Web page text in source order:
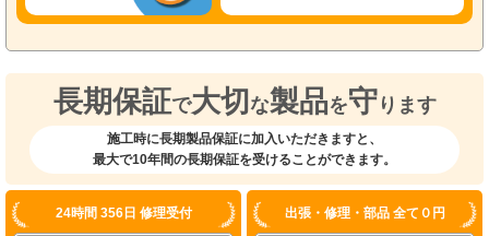
長期保証で大切 な製品を守 ります
施工時に長期製品保証に加入いただきますと、
最大で10年間の長期保証を受けることができます。
24時間 356日 修理受付 出張・修理・部品 全て０円